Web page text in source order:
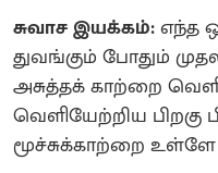
சுவாச இயக்கம்:எந்த
துவங்கும் போதும்
அசுத்தக் காற்றை
வெளியேற்றிய பிறகு
மூச்சுக்காற்றை